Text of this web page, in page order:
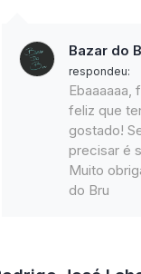
Bazar do
respondeu:
Ebaaaaaa,
feliz que
gostado!
precisar é
Muito
do Bru